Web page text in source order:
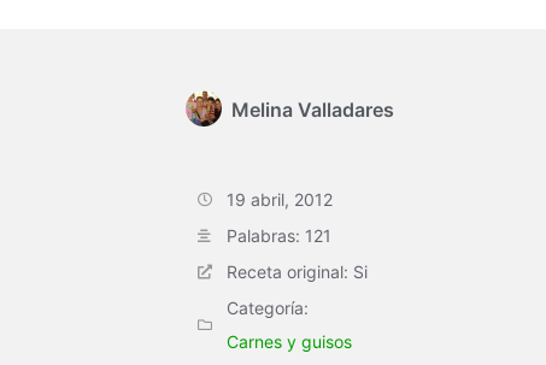
Melina Valladares
19 abril, 2012
Palabras: 121
Receta original: Si
Categoría:
Carnes y guisos